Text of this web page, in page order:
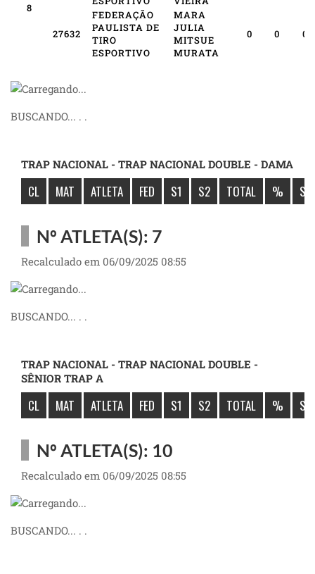
8
27632
FEDERAÇÃO
PAULISTA DE
TIRO
ESPORTIVO
MARA
JULIA
MITSUE
MURATA
0 0 0
BUSCANDO... . .
TRAP NACIONAL - TRAP NACIONAL DOUBLE - DAMA
CL MAT ATLETA FED S1 S2 TOTAL %
Nº ATLETA(S): 7
Recalculado em 06/09/2025 08:55
BUSCANDO... . .
TRAP NACIONAL - TRAP NACIONAL DOUBLE -
SÊNIOR TRAP A
CL MAT ATLETA FED S1 S2 TOTAL %
Nº ATLETA(S): 10
Recalculado em 06/09/2025 08:55
BUSCANDO... . .